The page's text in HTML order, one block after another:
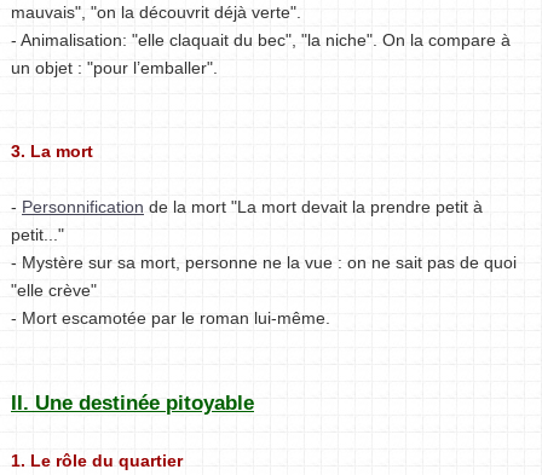
mauvais", "on la découvrit déjà verte".
- Animalisation: "elle claquait du bec", "la niche". On la compare à
un objet : "pour l’emballer".
3. La mort
- Personnification de la mort "La mort devait la prendre petit à
petit..."
- Mystère sur sa mort, personne ne la vue : on ne sait pas de quoi
"elle crève"
- Mort escamotée par le roman lui-même.
II. Une destinée pitoyable
1. Le rôle du quartier